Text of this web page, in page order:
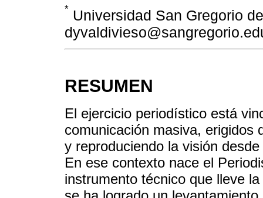
* Universidad San Gregorio
RESUMEN
El ejercicio periodístico está
comunicación masiva, erigidos
y reproduciendo la visión
En ese contexto nace el
instrumento técnico que lleve